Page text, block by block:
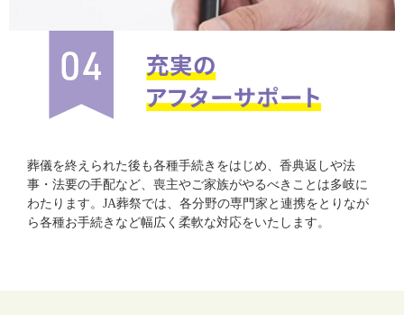
葬儀を終えられた後も各種手続きをはじめ、香典返しや法
事・法要の手配など、喪主やご家族がやるべきことは多岐に
わたります。JA葬祭では、各分野の専門家と連携をとりなが
ら各種お手続きなど幅広く柔軟な対応をいたします。